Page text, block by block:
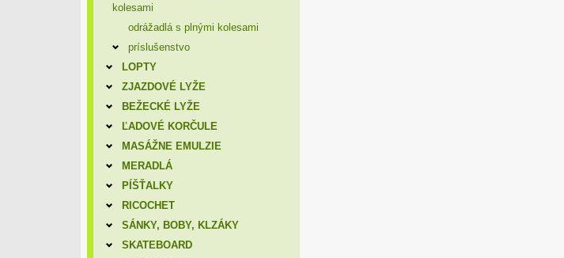
kolesami
odrážadlá s plnými kolesami
príslušenstvo
LOPTY
ZJAZDOVÉ LYŽE
BEŽECKÉ LYŽE
ĽADOVÉ KORČULE
MASÁŽNE EMULZIE
MERADLÁ
PÍŠŤALKY
RICOCHET
SÁNKY, BOBY, KLZÁKY
SKATEBOARD